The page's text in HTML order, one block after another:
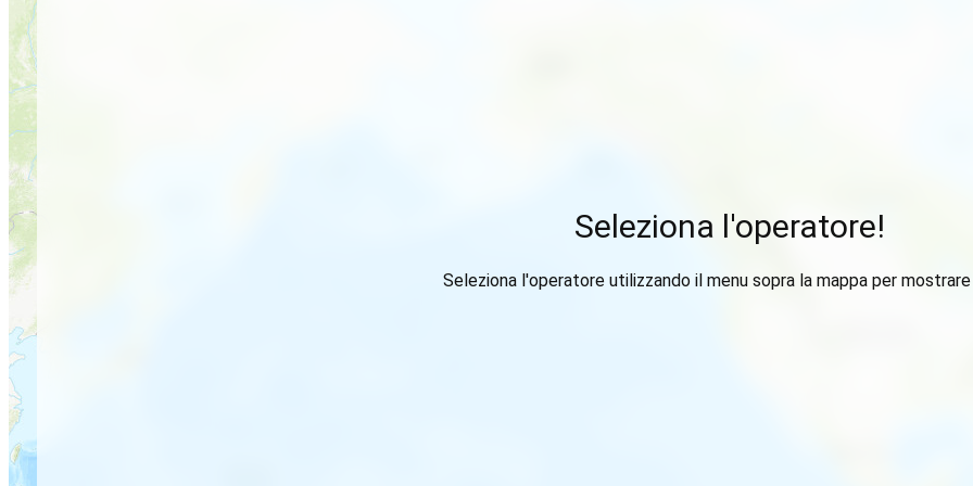
Seleziona l'operatore!
Seleziona l'operatore utilizzando il menu sopra la mappa per